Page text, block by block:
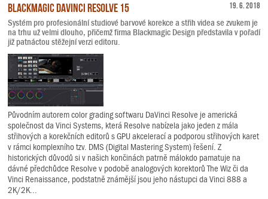
19. 6. 2018
Blackmagic DaVinci Resolve 15
Systém pro profesionální studiové barvové korekce a střih videa se zvukem je
na trhu už velmi dlouho, přičemž firma Blackmagic Design představila v pořadí
již patnáctou stěžejní verzi editoru.
Původním autorem color grading softwaru DaVinci Resolve je americká
společnost da Vinci Systems, která Resolve nabízela jako jeden z mála
střihových a korekčních editorů s GPU akcelerací a podporou střihových karet
v rámci komplexního tzv. DMS (Digital Mastering System) řešení. Z
historických důvodů si v našich končinách patrně málokdo pamatuje na
dávné předchůdce Resolve v podobě analogových korektorů The Wiz či da
Vinci Renaissance, podstatně známější jsou jeho nástupci da Vinci 888 a
2K/2K...